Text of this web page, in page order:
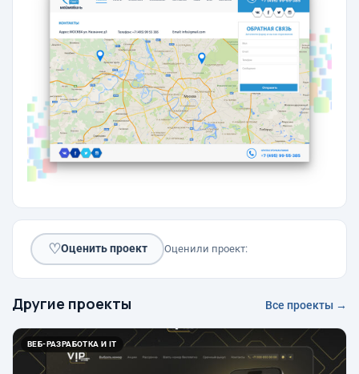
♡Оценить проект Оценили проект:
Другие проекты Все проекты →
ВЕБ-РАЗРАБОТКА И IT